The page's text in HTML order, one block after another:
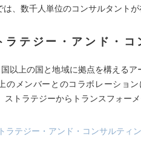
は、数千人単位のコンサルタント
ラテジー・アンド・コ
以上の国と地域に拠点を構えるア
のメンバーとのコラボレーショ
ストラテジーからトランスフォー
ラテジー・アンド・コンサルティ